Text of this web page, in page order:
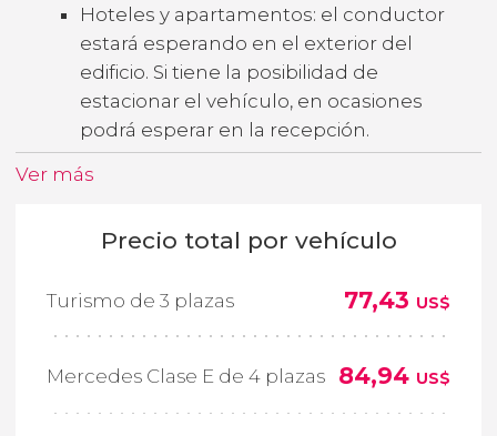
Hoteles y apartamentos: el conductor
estará esperando en el exterior del
edificio. Si tiene la posibilidad de
estacionar el vehículo, en ocasiones
podrá esperar en la recepción.
Ver más
Precio total por vehículo
Turismo de 3 plazas 77,43 US$
Mercedes Clase E de 4 plazas 84,94 US$